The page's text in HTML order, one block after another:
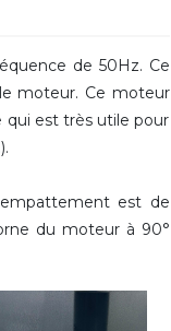
de 50Hz. Ce
moteur. Ce moteur
qui est très utile pour
est de
du moteur à 90°